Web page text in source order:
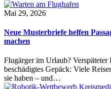
Mai 29, 2026
Neue Musterbriefe helfen
machen
Flugärger im Urlaub?
beschädigtes Gepäck: Viele
sie haben – und…